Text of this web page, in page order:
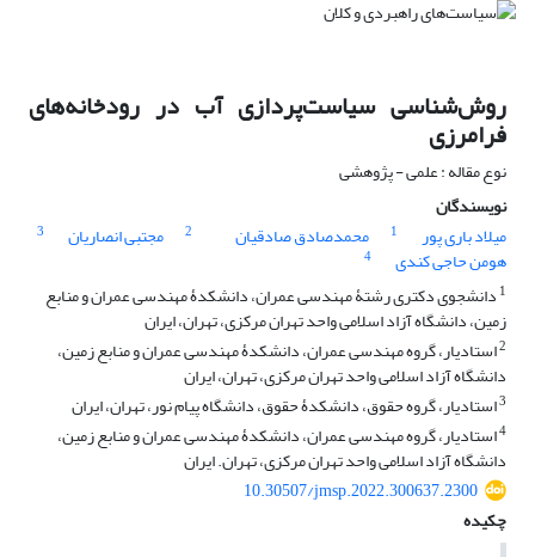
روش‌شناسی سیاست‌پردازی آب در رودخانه‌های
فرامرزی
نوع مقاله : علمی - پژوهشی
نویسندگان
میلاد باری پور
1 محمدصادق صادقیان 2 مجتبی انصاریان 3
هومن حاجی کندی
4
1 دانشجوی دکتری رشتۀ مهندسی عمران، دانشکدۀ مهندسی عمران و منابع
زمین، دانشگاه آزاد اسلامی واحد تهران مرکزی، تهران، ایران
2استادیار، گروه مهندسی عمران، دانشکدۀ مهندسی عمران و منابع زمین،
دانشگاه آزاد اسلامی واحد تهران مرکزی، تهران، ایران
3استادیار، گروه حقوق، دانشکدۀ حقوق، دانشگاه پیام نور، تهران، ایران
4استادیار، گروه مهندسی عمران، دانشکدۀ مهندسی عمران و منابع زمین،
دانشگاه آزاد اسلامی واحد تهران مرکزی، تهران. ایران
10.30507/jmsp.2022.300637.2300
چکیده